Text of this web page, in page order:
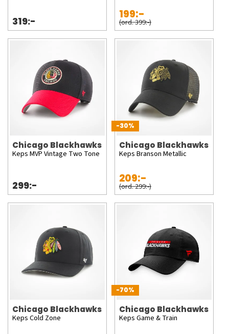
319:-
199:-
(ord. 399:-)
Chicago Blackhawks
Keps MVP Vintage Two Tone
299:-
-30%
Chicago Blackhawks
Keps Branson Metallic
209:-
(ord. 299:-)
Chicago Blackhawks
Keps Cold Zone
-70%
Chicago Blackhawks
Keps Game & Train